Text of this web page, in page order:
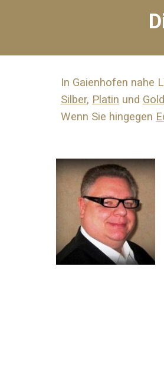
In Gaienhofen nahe
Silber, Platin und Gold
Wenn Sie hingegen